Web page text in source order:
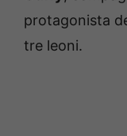
protagonista
tre leoni.